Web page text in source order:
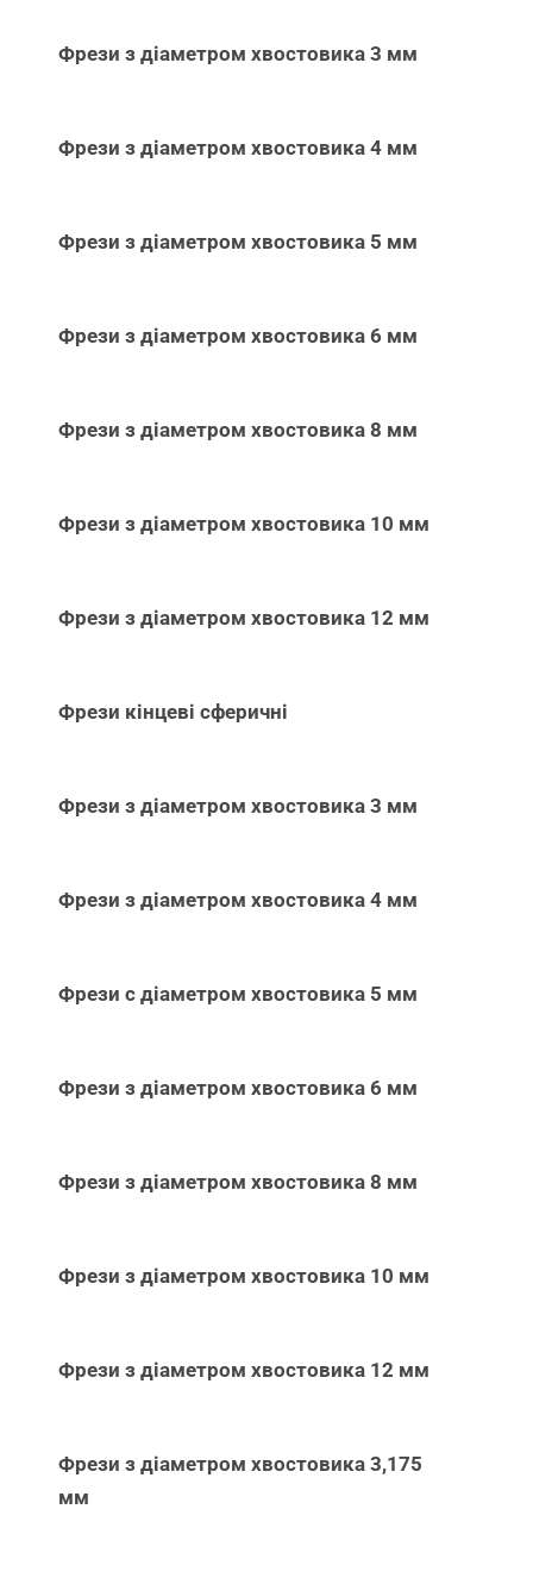
Фрези з діаметром хвостовика 3 мм
Фрези з діаметром хвостовика 4 мм
Фрези з діаметром хвостовика 5 мм
Фрези з діаметром хвостовика 6 мм
Фрези з діаметром хвостовика 8 мм
Фрези з діаметром хвостовика 10 мм
Фрези з діаметром хвостовика 12 мм
Фрези кінцеві сферичні
Фрези з діаметром хвостовика 3 мм
Фрези з діаметром хвостовика 4 мм
Фрези с діаметром хвостовика 5 мм
Фрези з діаметром хвостовика 6 мм
Фрези з діаметром хвостовика 8 мм
Фрези з діаметром хвостовика 10 мм
Фрези з діаметром хвостовика 12 мм
Фрези з діаметром хвостовика 3,175
мм